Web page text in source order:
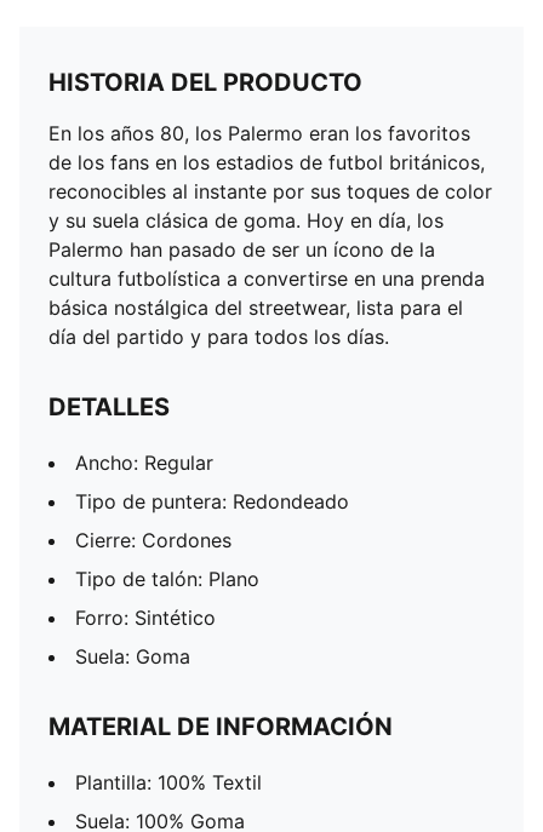
HISTORIA DEL PRODUCTO
En los años 80, los Palermo eran los favoritos
de los fans en los estadios de futbol británicos,
reconocibles al instante por sus toques de color
y su suela clásica de goma. Hoy en día, los
Palermo han pasado de ser un ícono de la
cultura futbolística a convertirse en una prenda
básica nostálgica del streetwear, lista para el
día del partido y para todos los días.
DETALLES
Ancho: Regular
Tipo de puntera: Redondeado
Cierre: Cordones
Tipo de talón: Plano
Forro: Sintético
Suela: Goma
MATERIAL DE INFORMACIÓN
Plantilla: 100% Textil
Suela: 100% Goma